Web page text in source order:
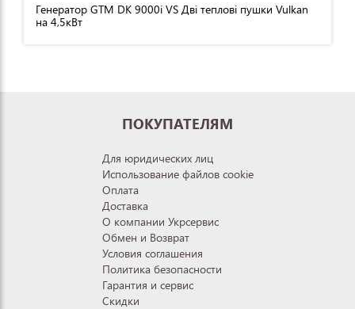
Генератор GTM DK 9000i VS Дві теплові пушки Vulkan
на 4,5кВт
ПОКУПАТЕЛЯМ
Для юридических лиц
Использование файлов cookie
Оплата
Доставка
О компании Укрсервис
Обмен и Возврат
Условия соглашения
Политика безопасности
Гарантия и сервис
Скидки